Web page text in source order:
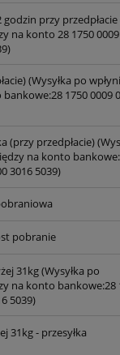
przy przedpłacie
na konto 28 1750 0009
(Wysyłka po
1750 0009
(przy przedpłacie)
na konto
3016 5039)
pobranie
31kg(Wysyłka po
na konto bankowe:28
5039)
31kg - przesyłka